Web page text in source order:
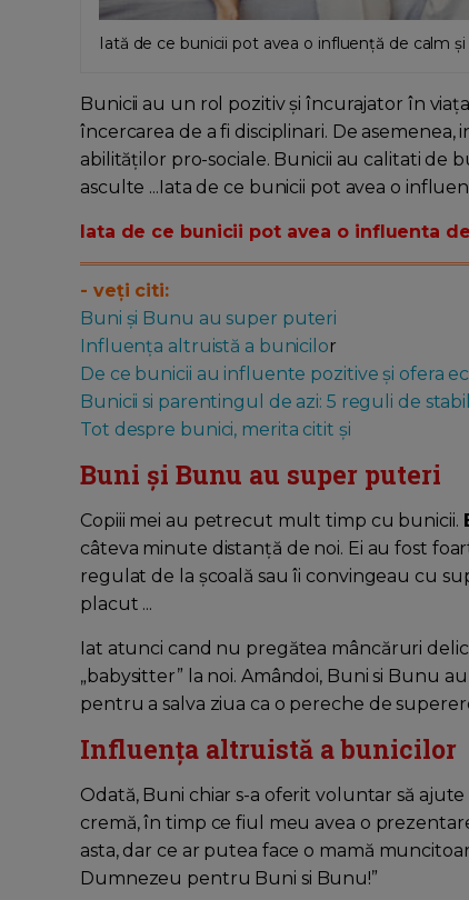
Iată de ce bunicii pot avea o influență de calm
Bunicii au un rol pozitiv și încurajator în
încercarea de a fi disciplinari. De
abilităților pro-sociale. Bunicii au calitati de
asculte ...Iata de ce bunicii pot avea o
Iata de ce bunicii pot avea o influenta
- veţi citi:
Buni și Bunu au super puteri
Influența altruistă a bunicilor
De ce bunicii au influente pozitive și ofera
Bunicii si parentingul de azi: 5 reguli de
Tot despre bunici, merita citit și
Buni și Bunu au super puteri
Copiii mei au petrecut mult timp cu bunicii.
câteva minute distanţă de noi. Ei au fost
regulat de la școală sau îi convingeau cu
placut ...
Iat atunci cand nu pregătea mâncăruri
„babysitter” la noi. Amândoi, Buni si Bunu
pentru a salva ziua ca o pereche de
Influența altruistă a bunicilor
Odată, Buni chiar s-a oferit voluntar să ajute
cremă, în timp ce fiul meu avea o
asta, dar ce ar putea face o mamă
Dumnezeu pentru Buni si Bunu!”